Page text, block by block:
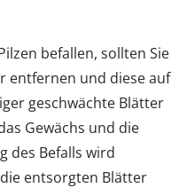
befallen, sollten Sie
entfernen und diese auf
geschwächte Blätter
Gewächs und die
des Befalls wird
entsorgten Blätter